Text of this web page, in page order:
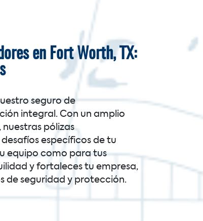
en Fort Worth, TX:
seguro de
integral. Con un amplio
nuestras pólizas
específicos de tu
equipo como para tus
y fortaleces tu empresa,
de seguridad y protección.